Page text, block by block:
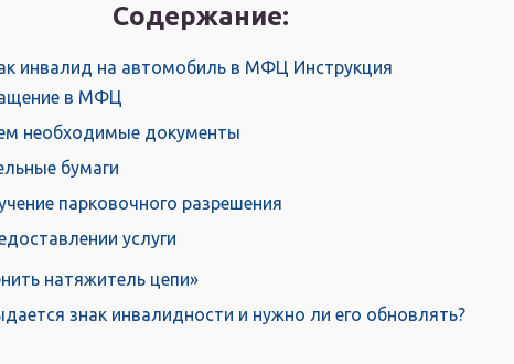
Содержание:
инвалид на автомобиль в МФЦ Инструкция
в МФЦ
необходимые документы
бумаги
парковочного разрешения
услуги
натяжитель цепи»
знак инвалидности и нужно ли его обновлять?